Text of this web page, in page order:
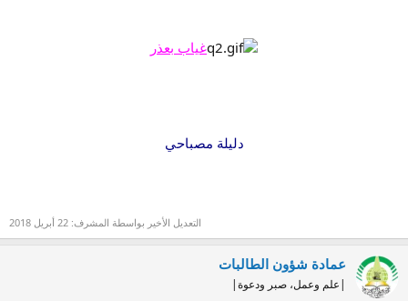
غياب بعذر
دليلة مصباحي
التعديل الأخير بواسطة المشرف: 22 أبريل 2018
عمادة شؤون الطالبات
|علم وعمل، صبر ودعوة|